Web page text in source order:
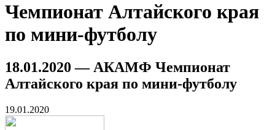
Чемпионат Алтайского края
по мини-футболу
18.01.2020 — АКАМФ Чемпионат
Алтайского края по мини-футболу
19.01.2020